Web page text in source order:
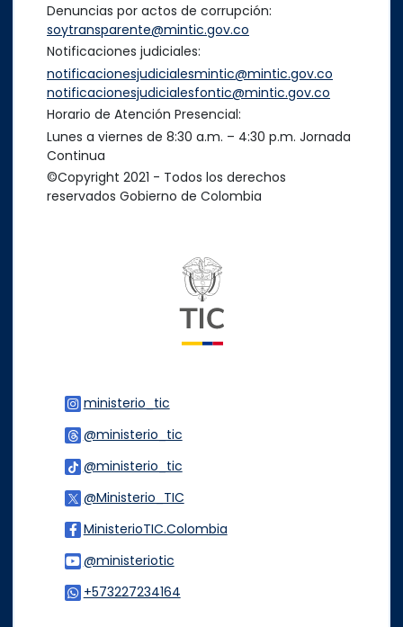
Denuncias por actos de corrupción:
soytransparente@mintic.gov.co
Notificaciones judiciales:
notificacionesjudicialesmintic@mintic.gov.co
notificacionesjudicialesfontic@mintic.gov.co
Horario de Atención Presencial:
Lunes a viernes de 8:30 a.m. – 4:30 p.m. Jornada
Continua
©Copyright 2021 - Todos los derechos
reservados Gobierno de Colombia
ministerio_tic
@ministerio_tic
@ministerio_tic
@Ministerio_TIC
MinisterioTIC.Colombia
@ministeriotic
+573227234164